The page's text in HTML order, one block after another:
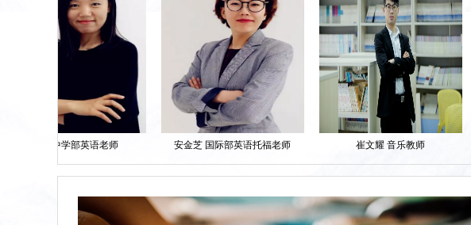
中学部英语老师 安金芝 国际部英语托福老师 崔文耀 音乐教师